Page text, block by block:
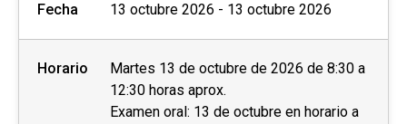
Fecha 13 octubre 2026 - 13 octubre 2026
Horario
Martes 13 de octubre de 2026 de 8:30 a
12:30 horas aprox.
Examen oral: 13 de octubre en horario a